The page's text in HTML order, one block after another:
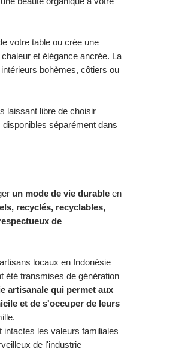
votre table ou crée une
et élégance ancrée. La
bohèmes, côtiers ou
laissant libre de choisir
séparément dans
un mode de vie durable en
recyclés, recyclables,
de
locaux en Indonésie
été transmises de génération
artisanale qui permet aux
et de s'occuper de leurs
les valeurs familiales
de l'industrie